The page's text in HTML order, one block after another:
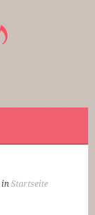
inStartseite